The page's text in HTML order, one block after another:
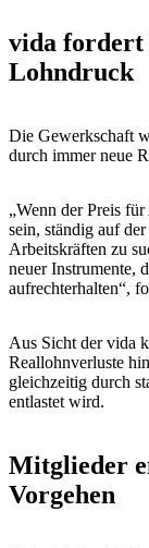
vida fordert
Lohndruck
Die Gewerkschaft
durch immer neue
„Wenn der Preis
sein, ständig auf
Arbeitskräften zu
neuer Instrumente,
aufrechterhalten“,
Aus Sicht der vida
Reallohnverluste
gleichzeitig durch
entlastet wird.
Mitglieder
Vorgehen